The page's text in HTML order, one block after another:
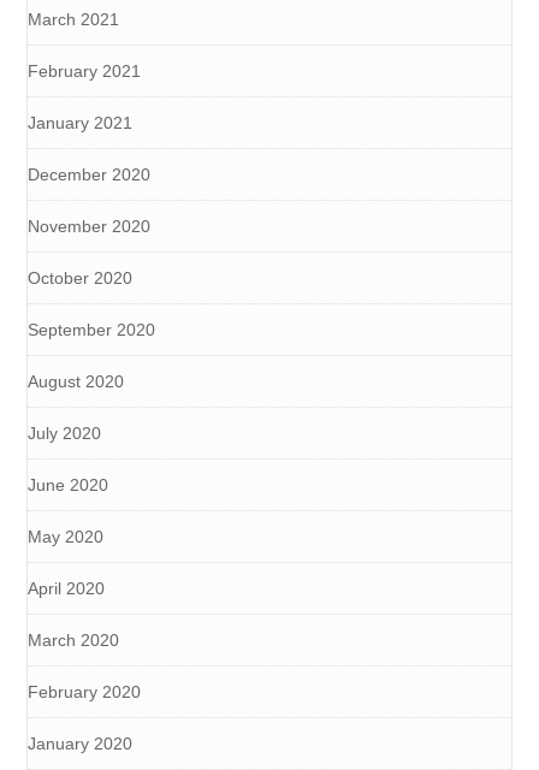
March 2021
February 2021
January 2021
December 2020
November 2020
October 2020
September 2020
August 2020
July 2020
June 2020
May 2020
April 2020
March 2020
February 2020
January 2020